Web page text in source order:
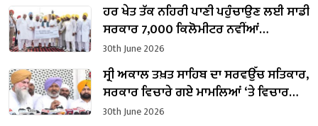
ਹਰ ਖੇਤ ਤੱਕ ਨਹਿਰੀ ਪਾਣੀ ਪਹੁੰਚਾਉਣ ਲਈ ਸਾਡੀ
ਸਰਕਾਰ 7,000 ਕਿਲੋਮੀਟਰ ਨਵੀਂਆਂ
ਪਾਈਪਲਾਈਨਾਂ ਵਿਛਾਏਗੀ : CM ਭਗਵੰਤ ਮਾਨ
30th June 2026
ਸ੍ਰੀ ਅਕਾਲ ਤਖ਼ਤ ਸਾਹਿਬ ਦਾ ਸਰਵਉੱਚ ਸਤਿਕਾਰ,
ਸਰਕਾਰ ਵਿਚਾਰੇ ਗਏ ਮਾਮਲਿਆਂ ‘ਤੇ ਵਿਚਾਰ
ਕਰੇਗੀ : ਕੁਲਤਾਰ ਸਿੰਘ ਸੰਧਵਾਂ
30th June 2026